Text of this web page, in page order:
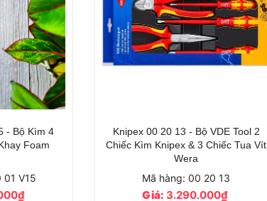
VDE Tool 2
Tua Vít
13
Knipex 00 20 12 - Bộ Electro VDE
Tool Gồm 3 Chiếc Kìm Knipex Cách
Điện 1000 Volt
Mã hàng: 00 20 12
Giá: 3.080.000₫